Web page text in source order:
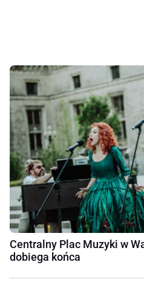
Centralny Plac Muzyki w
dobiega końca